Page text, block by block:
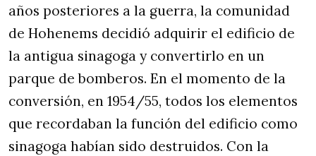
años posteriores a la guerra, la comunidad
de Hohenems decidió adquirir el edificio de
la antigua sinagoga y convertirlo en un
parque de bomberos. En el momento de la
conversión, en 1954/55, todos los elementos
que recordaban la función del edificio como
sinagoga habían sido destruidos. Con la